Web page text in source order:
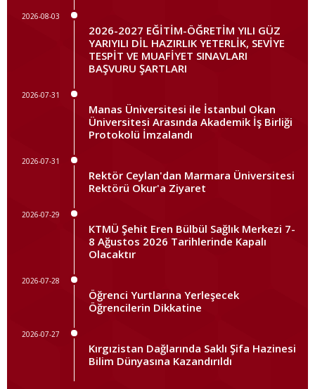
2026-08-03
2026-2027 EĞİTİM-ÖĞRETİM YILI GÜZ
YARIYILI DİL HAZIRLIK YETERLİK, SEVİYE
TESPİT VE MUAFİYET SINAVLARI
BAŞVURU ŞARTLARI
2026-07-31
Manas Üniversitesi ile İstanbul Okan
Üniversitesi Arasında Akademik İş Birliği
Protokolü İmzalandı
2026-07-31
Rektör Ceylan'dan Marmara Üniversitesi
Rektörü Okur'a Ziyaret
2026-07-29
КTMÜ Şehit Eren Bülbül Sağlık Merkezi 7-
8 Ağustos 2026 Tarihlerinde Kapalı
Olacaktır
2026-07-28
Öğrenci Yurtlarına Yerleşecek
Öğrencilerin Dikkatine
2026-07-27
Kırgızistan Dağlarında Saklı Şifa Hazinesi
Bilim Dünyasına Kazandırıldı